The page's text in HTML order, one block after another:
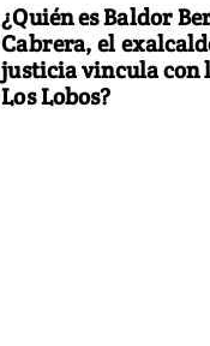
¿Quién es Baldor
Cabrera, el
justicia vincula con
Los Lobos?